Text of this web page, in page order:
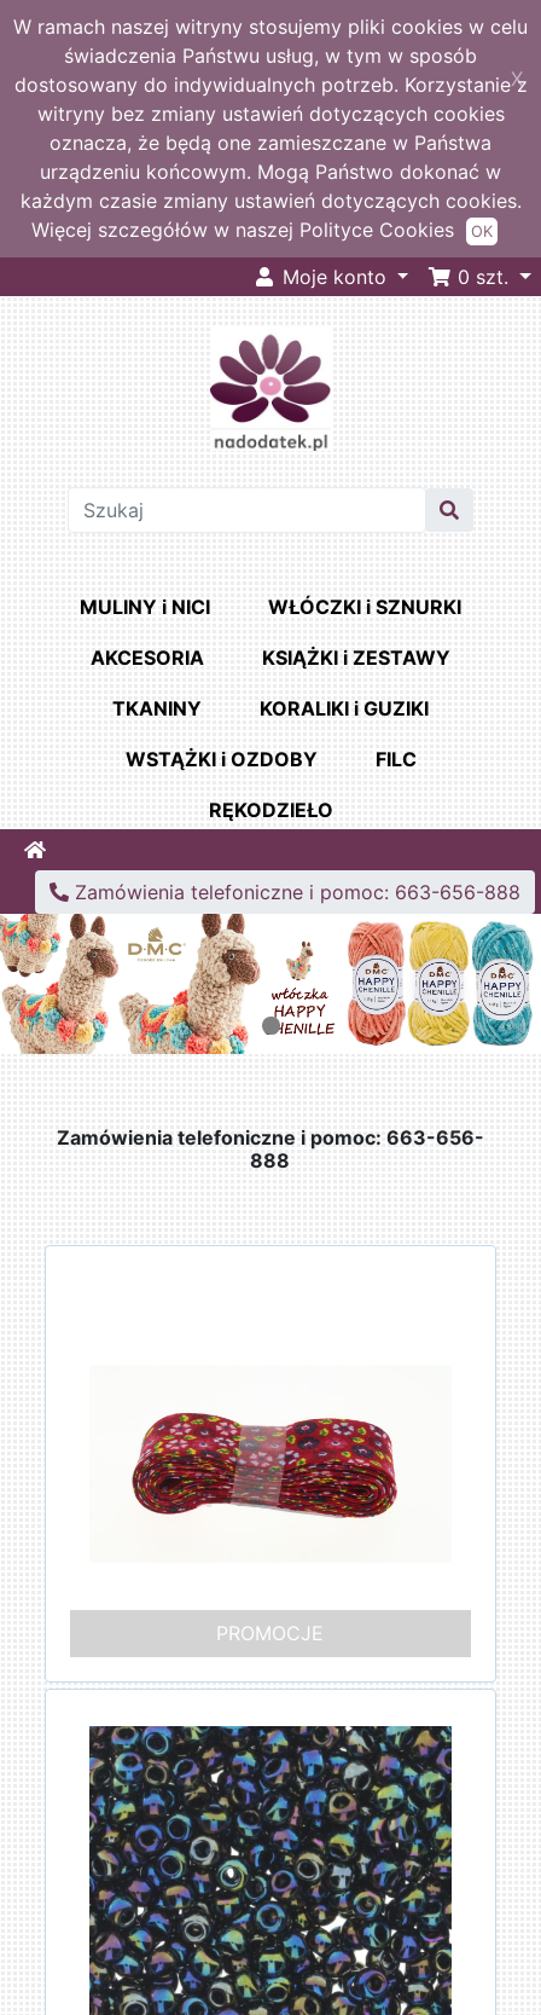
W ramach naszej witryny stosujemy pliki cookies w celu
świadczenia Państwu usług, w tym w sposób
dostosowany do indywidualnych potrzeb. Korzystanie z
witryny bez zmiany ustawień dotyczących cookies
oznacza, że będą one zamieszczane w Państwa
urządzeniu końcowym. Mogą Państwo dokonać w
każdym czasie zmiany ustawień dotyczących cookies.
Więcej szczegółów w naszej Polityce Cookies
X
OK
Moje konto 0 szt.
MULINY i NICI WŁÓCZKI i SZNURKI
AKCESORIA KSIĄŻKI i ZESTAWY
TKANINY KORALIKI i GUZIKI
WSTĄŻKI i OZDOBY FILC
RĘKODZIEŁO
Home
Zamówienia telefoniczne i pomoc: 663-656-888
Zamówienia telefoniczne i pomoc: 663-656-
888
PROMOCJE